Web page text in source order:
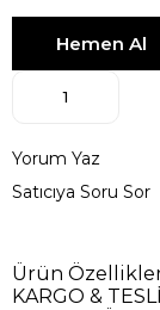
Yorum Yaz
Satıcıya Soru Sor
Ürün
KARGO &